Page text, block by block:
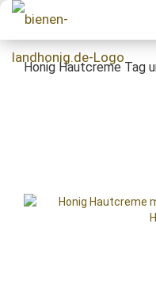
Honig Hautcreme Tag